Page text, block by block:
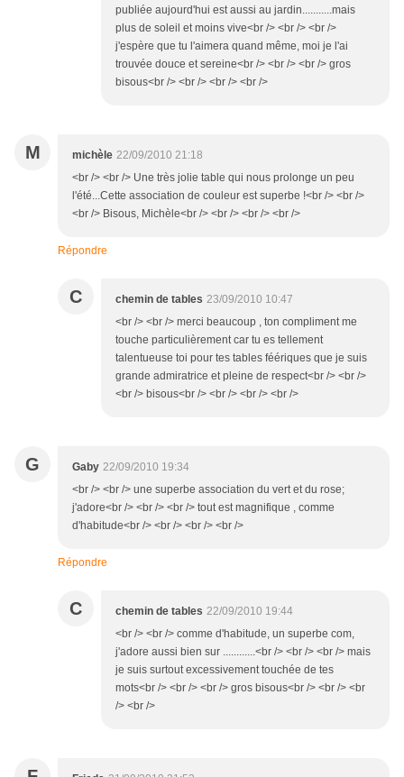
publiée aujourd'hui est aussi au jardin...........mais
plus de soleil et moins vive<br /> <br /> <br />
j'espère que tu l'aimera quand même, moi je l'ai
trouvée douce et sereine<br /> <br /> <br /> gros
bisous<br /> <br /> <br /> <br />
M michèle 22/09/2010 21:18
<br /> <br /> Une très jolie table qui nous prolonge un peu
l'été...Cette association de couleur est superbe !<br /> <br />
<br /> Bisous, Michèle<br /> <br /> <br /> <br />
Répondre
C chemin de tables 23/09/2010 10:47
<br /> <br /> merci beaucoup , ton compliment me
touche particulièrement car tu es tellement
talentueuse toi pour tes tables féériques que je suis
grande admiratrice et pleine de respect<br /> <br />
<br /> bisous<br /> <br /> <br /> <br />
G Gaby 22/09/2010 19:34
<br /> <br /> une superbe association du vert et du rose;
j'adore<br /> <br /> <br /> tout est magnifique , comme
d'habitude<br /> <br /> <br /> <br />
Répondre
C chemin de tables 22/09/2010 19:44
<br /> <br /> comme d'habitude, un superbe com,
j'adore aussi bien sur ............<br /> <br /> <br /> mais
je suis surtout excessivement touchée de tes
mots<br /> <br /> <br /> gros bisous<br /> <br /> <br
/> <br />